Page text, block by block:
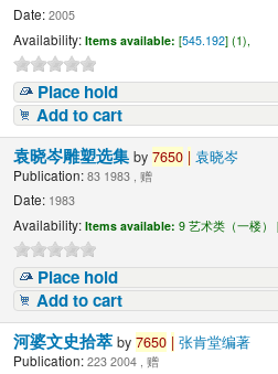
Date: 2005
Availability: Items available: [545.192] (1),
Place hold
Add to cart
袁晓岑雕塑选集by7650 | 袁晓岑
Publication: 83 1983 , 赠
Date: 1983
Availability: Items available: 9 艺术类（一楼）
Place hold
Add to cart
河婆文史拾萃by7650 | 张肯堂编著
Publication: 223 2004 , 赠